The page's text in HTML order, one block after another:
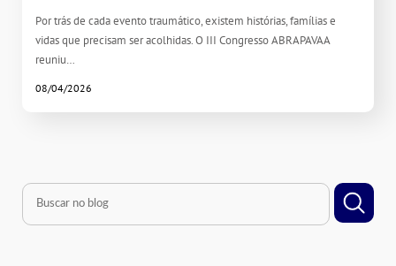
Por trás de cada evento traumático, existem histórias, famílias e
vidas que precisam ser acolhidas. O III Congresso ABRAPAVAA
reuniu…
08/04/2026